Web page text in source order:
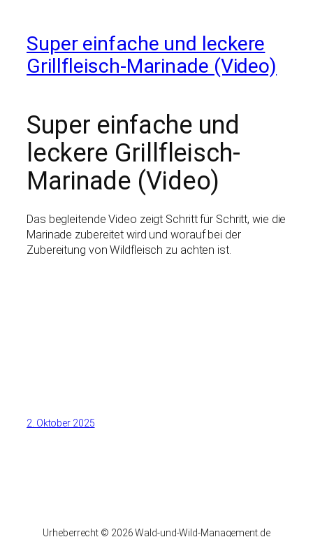
Super einfache und leckere
Grillfleisch-Marinade (Video)
Super einfache und
leckere Grillfleisch-
Marinade (Video)
Das begleitende Video zeigt Schritt für Schritt, wie die
Marinade zubereitet wird und worauf bei der
Zubereitung von Wildfleisch zu achten ist.
2. Oktober 2025
Urheberrecht © 2026 Wald-und-Wild-Management.de